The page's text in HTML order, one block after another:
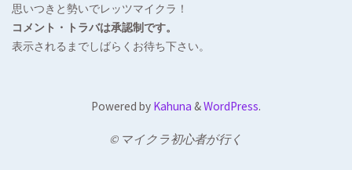
思いつきと勢いでレッツマイクラ！
コメント・トラバは承認制です。
表示されるまでしばらくお待ち下さい。
Powered by Kahuna &WordPress.
© マイクラ初心者が行く